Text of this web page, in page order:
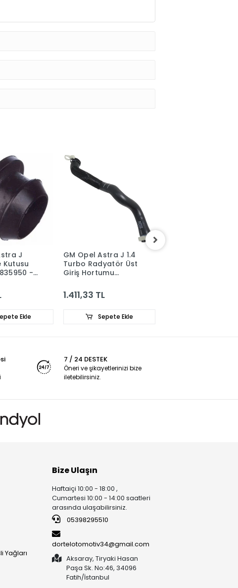
J
Kutusu
-
Ekle
GM Opel Astra J 1.4
Turbo Radyatör Üst
Giriş Hortumu
1.411,33 TL
Sepete Ekle
7 / 24 DESTEK
Öneri ve şikayetlerinizi bize
iletebilirsiniz.
Yağları
Bize Ulaşın
Haftaiçi 10:00 - 18:00 ,
Cumartesi 10:00 - 14:00 saatleri
arasında ulaşabilirsiniz.
05398295510
dortelotomotiv34@gmail.com
Aksaray, Tiryaki Hasan
Paşa Sk. No:46, 34096
Fatih/İstanbul